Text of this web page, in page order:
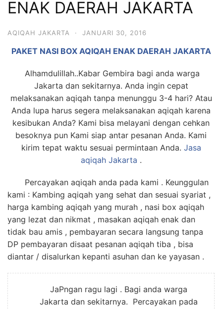
6713
ENAK DAERAH JAKARTA
AQIQAH JAKARTA · JANUARI 30, 2016
PAKET NASI BOX AQIQAH ENAK DAERAH JAKARTA
Alhamdulillah..Kabar Gembira bagi anda warga
Jakarta dan sekitarnya. Anda ingin cepat
melaksanakan aqiqah tanpa menunggu 3-4 hari? Atau
Anda lupa harus segera melaksanakan aqiqah karena
kesibukan Anda? Kami bisa melayani dengan cehkan
besoknya pun Kami siap antar pesanan Anda. Kami
kirim tepat waktu sesuai permintaan Anda. Jasa
aqiqah Jakarta .
Percayakan aqiqah anda pada kami . Keunggulan
kami : Kambing aqiqah yang sehat dan sesuai syariat ,
harga kambing aqiqah yang murah , nasi box aqiqah
yang lezat dan nikmat , masakan aqiqah enak dan
tidak bau amis , pembayaran secara langsung tanpa
DP pembayaran disaat pesanan aqiqah tiba , bisa
diantar / disalurkan kepanti asuhan dan ke yayasan .
JaPngan ragu lagi . Bagi anda warga
Jakarta dan sekitarnya. Percayakan pada